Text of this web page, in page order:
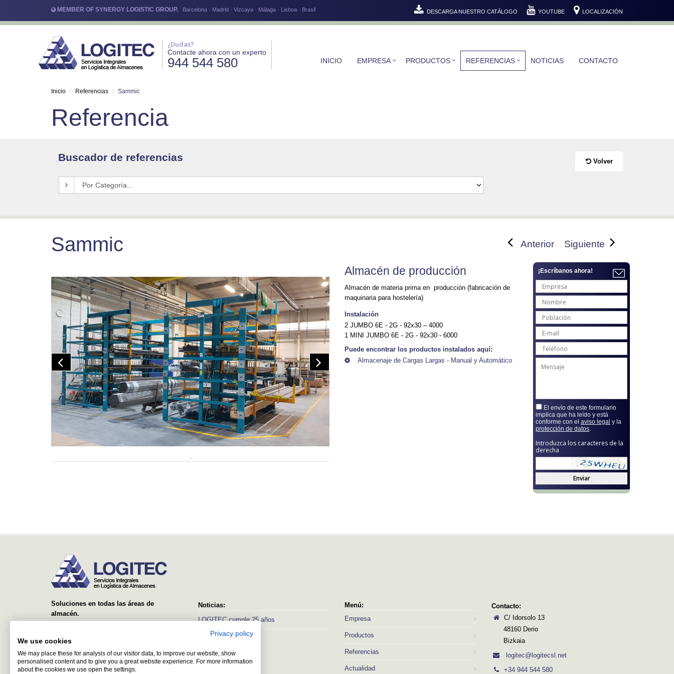
MEMBER OF SYNERGY LOGISTIC GROUP. Barcelona · Madrid · Vizcaya · Málaga · Lisboa · Brasil DESCARGA NUESTRO CATÁLOGO YOUTUBE LOCALIZACIÓN
¿Dudas?
Contacte ahora con un experto
944 544 580 INICIO EMPRESA PRODUCTOS REFERENCIAS NOTICIAS CONTACTO
Inicio Referencias Sammic
Referencia
Buscador de referencias Volver
Anterior Siguiente
Sammic
.
Almacén de producción
Almacén de materia prima en producción (fabricación de
maquinaria para hostelería)
Instalación
2 JUMBO 6E - 2G - 92x30 – 4000
1 MINI JUMBO 6E - 2G - 92x30 - 6000
Puede encontrar los productos instalados aquí:
Almacenaje de Cargas Largas - Manual y Automático
¡Escríbanos ahora!
El envío de este formulario
implica que ha leído y está
conforme con el aviso legal y la
protección de datos.
Introduzca los caracteres de la
derecha
Enviar
Soluciones en todas las áreas de
almacén.
estanterías, hasta sistemas avanzados con
gestión.
Noticias:
LOGITEC cumple 25 años
Ver más
Menú:
Empresa
Productos
Referencias
Actualidad
Contacto:
C/ Idorsolo 13
48160 Derio
Bizkaia
logitec@logitecsl.net
+34 944 544 580
Privacy policy
We use cookies
We may place these for analysis of our visitor data, to improve our website, show
personalised content and to give you a great website experience. For more information
about the cookies we use open the settings.